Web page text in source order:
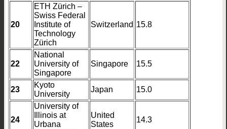
20
ETH Zürich –
Swiss Federal
Institute of
Technology
Zürich
Switzerland 15.8
22
National
University of
Singapore
Singapore 15.5
23
Kyoto
University
Japan 15.0
24
University of
Illinois at
Urbana
United
States
14.3